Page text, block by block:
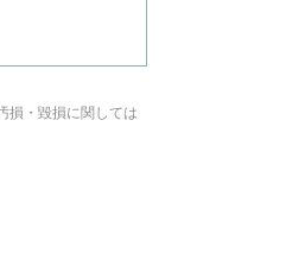
損・毀損に関しては